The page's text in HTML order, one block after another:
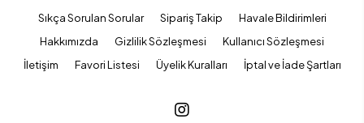
Sıkça Sorulan Sorular Sipariş Takip
Havale Bildirimleri
Hakkımızda
Gizlilik Sözleşmesi
Kullanıcı Sözleşmesi
İletişim
Favori Listesi Üyelik Kuralları İptal ve İade Şartları